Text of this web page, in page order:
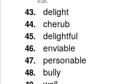
delight
cherub
delightful
enviable
personable
bully